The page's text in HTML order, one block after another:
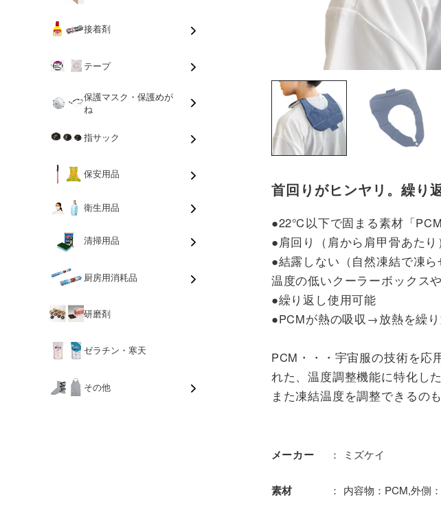
接着剤
テープ
保護マスク・保護めが
ね
指サック
保安用品
衛生用品
清掃用品
厨房用消耗品
研磨剤
ゼラチン・寒天
その他
首回りがヒンヤリ。繰り
●22℃以下で固まる素材「
●肩回り（肩から肩甲骨あた
●結露しない（自然凍結で凍ら
温度の低いクーラーボックス
●繰り返し使用可能
●PCMが熱の吸収→放熱を繰
PCM・・・宇宙服の技術を応
れた、温度調整機能に特化し
また凍結温度を調整できるの
メーカー ミズケイ
素材 内容物：PCM,外側